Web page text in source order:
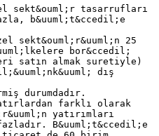
sekt&ouml;r tasarrufları
b&uuml;t&ccedil;e
sekt&ouml;r&uuml;n 25
bor&ccedil;
satın almak suretiyle)
dış
durumdadır.
farklı olarak
yatırımları
B&uuml;t&ccedil;e